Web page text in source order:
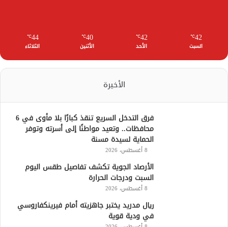
42
℃
السبت
42
℃
الأحد
40
℃
الأثنين
44
℃
الثلاثاء
الأخيرة
فرق التدخل السريع تنقذ كبارًا بلا مأوى في 6
محافظات.. وتعيد مواطنًا إلى أسرته وتوفر
الحماية لسيدة مسنة
8 أغسطس، 2026
الأرصاد الجوية تكشف تفاصيل طقس اليوم
السبت ودرجات الحرارة
8 أغسطس، 2026
ريال مدريد يختبر جاهزيته أمام فيرينكفاروسي
في ودية قوية